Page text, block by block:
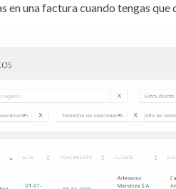
en una factura cuando tengas